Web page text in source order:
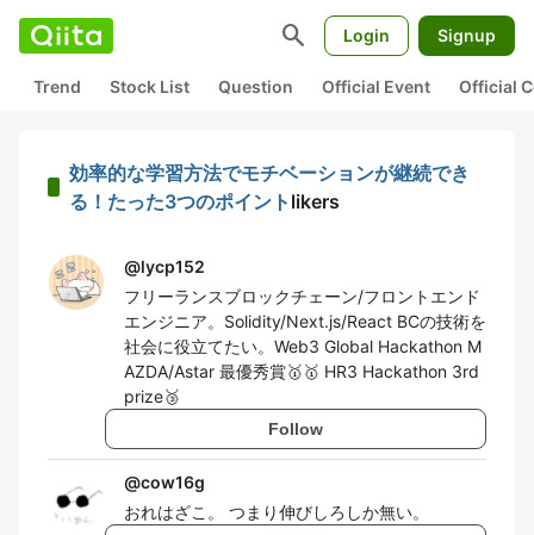
search Login Signup
Trend Stock List Question Official Event Official
効率的な学習方法でモチベーションが継続でき
る！たった3つのポイント likers
@lycp152
フリーランスブロックチェーン/フロントエンド
エンジニア。Solidity/Next.js/React BCの技術を
社会に役立てたい。Web3 Global Hackathon M
AZDA/Astar 最優秀賞🥇🥇 HR3 Hackathon 3rd
prize🥉
Follow
@cow16g
おれはざこ。 つまり伸びしろしか無い。